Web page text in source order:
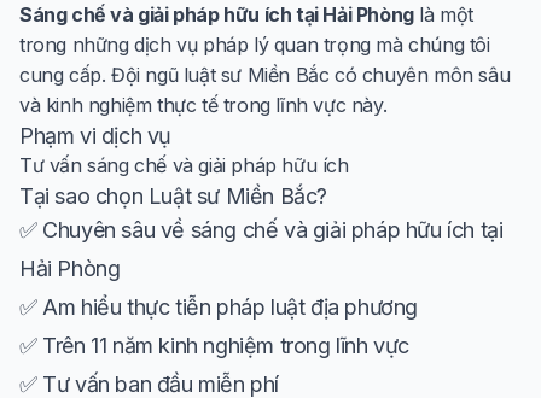
Sáng chế và giải pháp hữu ích tại Hải Phònglà một
trong những dịch vụ pháp lý quan trọng mà chúng tôi
cung cấp. Đội ngũ luật sư Miền Bắc có chuyên môn sâu
và kinh nghiệm thực tế trong lĩnh vực này.
Phạm vi dịch vụ
Tư vấn sáng chế và giải pháp hữu ích
Tại sao chọn Luật sư Miền Bắc?
✅ Chuyên sâu về sáng chế và giải pháp hữu ích tại
Hải Phòng
✅ Am hiểu thực tiễn pháp luật địa phương
✅ Trên 11 năm kinh nghiệm trong lĩnh vực
✅ Tư vấn ban đầu miễn phí